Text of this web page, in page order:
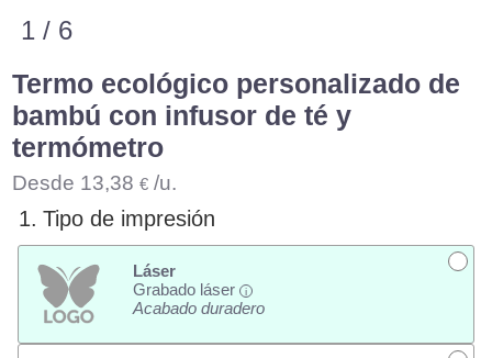
1 / 6
Termo ecológico personalizado de
bambú con infusor de té y
termómetro
Desde 13,38 € /u.
1. Tipo de impresión
Láser
Grabado láser
i
Acabado duradero